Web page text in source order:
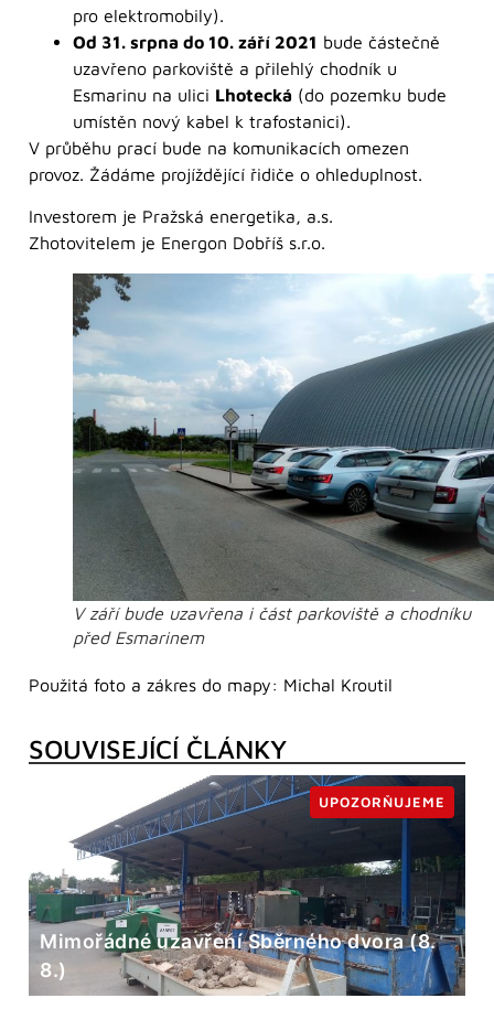
pro elektromobily).
Od 31. srpna do 10. září 2021 bude částečně
uzavřeno parkoviště a přilehlý chodník u
Esmarinu na ulici Lhotecká (do pozemku bude
umístěn nový kabel k trafostanici).
V průběhu prací bude na komunikacích omezen
provoz. Žádáme projíždějící řidiče o ohleduplnost.
Investorem je Pražská energetika, a.s.
Zhotovitelem je Energon Dobříš s.r.o.
V září bude uzavřena i část parkoviště a chodníku
před Esmarinem
Použitá foto a zákres do mapy: Michal Kroutil
SOUVISEJÍCÍ ČLÁNKY
Mimořádné uzavření Sběrného dvora (8.
8.)
UPOZORŇUJEME